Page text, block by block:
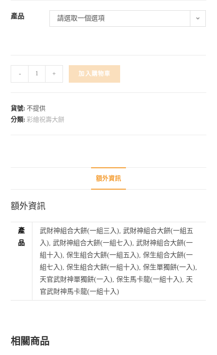
產品 請選取一個選項
- + 加入購物車
貨號:不提供
分類: 彩繪祝壽大餅
額外資訊
額外資訊
產
品
武財神組合大餅(一組三入), 武財神組合大餅(一組五
入), 武財神組合大餅(一組七入), 武財神組合大餅(一
組十入), 保生組合大餅(一組五入), 保生組合大餅(一
組七入), 保生組合大餅(一組十入), 保生單獨餅(一入),
天官武財神單獨餅(一入), 保生馬卡龍(一組十入), 天
官武財神馬卡龍(一組十入)
相關商品